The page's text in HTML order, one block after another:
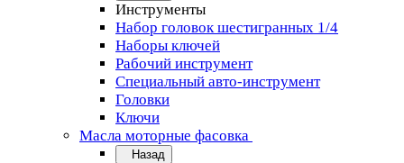
Инструменты
Набор головок шестигранных 1/4
Наборы ключей
Рабочий инструмент
Специальный авто-инструмент
Головки
Ключи
Масла моторные фасовка
Назад